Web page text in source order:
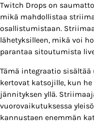
Twitch Drops on
mikä mahdollistaa
osallistumistaan.
lähetyksilleen, mikä voi
parantaa sitoutumista
Tämä integraatio
kertovat katsojille, kun
jännityksen yllä.
vuorovaikutuksessa
kannustaen enemmän